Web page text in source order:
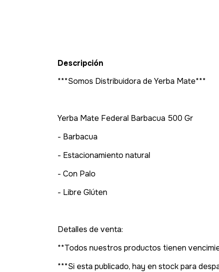
Descripción
***Somos Distribuidora de Yerba Mate***
Yerba Mate Federal Barbacua 500 Gr
- Barbacua
- Estacionamiento natural
- Con Palo
- Libre Glúten
Detalles de venta:
**Todos nuestros productos tienen
***Si esta publicado, hay en stock para